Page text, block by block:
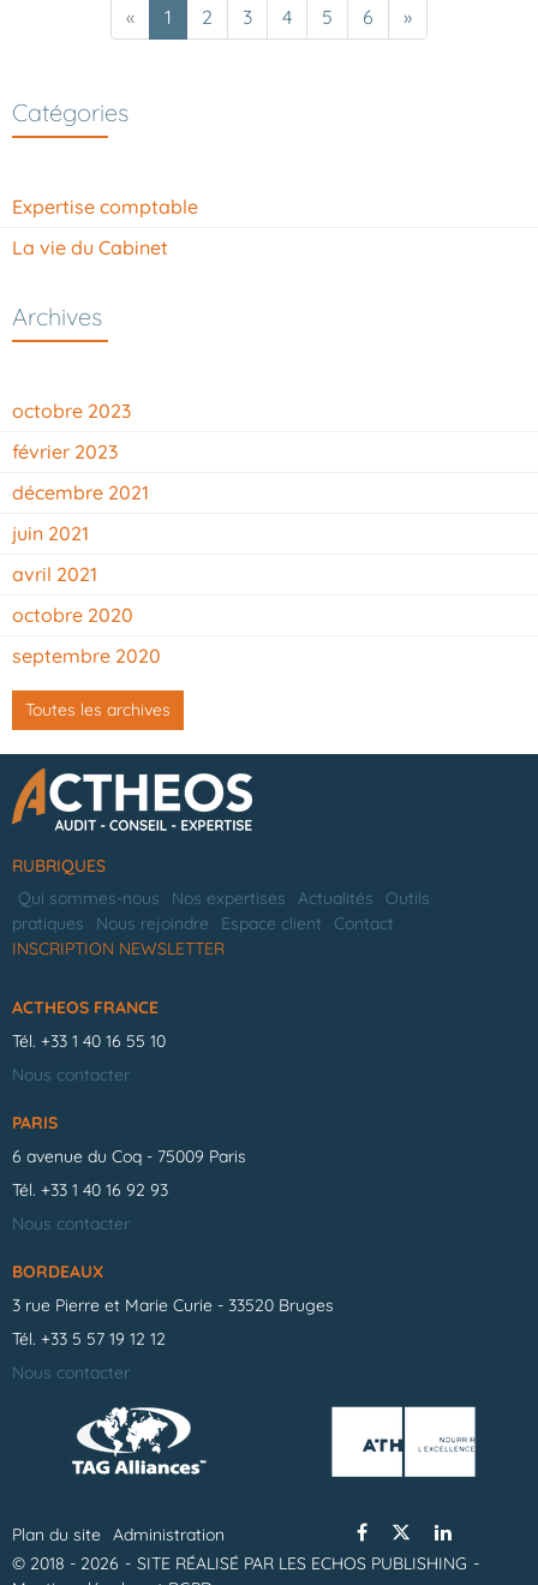
« 1 2 3 4 5 6 »
Catégories
Expertise comptable
La vie du Cabinet
Archives
octobre 2023
février 2023
décembre 2021
juin 2021
avril 2021
octobre 2020
septembre 2020
Toutes les archives
RUBRIQUES
Qui sommes-nous
Nos expertises Actualités
Outils
pratiques
Nous rejoindre Espace client
Contact
INSCRIPTION NEWSLETTER
ACTHEOS FRANCE
Tél. +33 1 40 16 55 10
Nous contacter
PARIS
6 avenue du Coq - 75009 Paris
Tél. +33 1 40 16 92 93
Nous contacter
BORDEAUX
3 rue Pierre et Marie Curie - 33520 Bruges
Tél. +33 5 57 19 12 12
Nous contacter
Plan du site Administration
© 2018 - 2026
SITE RÉALISÉ PAR LES ECHOS PUBLISHING